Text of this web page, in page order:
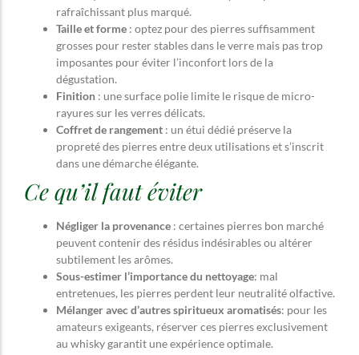
rafraîchissant plus marqué.
Taille et forme : optez pour des pierres suffisamment
grosses pour rester stables dans le verre mais pas trop
imposantes pour éviter l’inconfort lors de la
dégustation.
Finition : une surface polie limite le risque de micro-
rayures sur les verres délicats.
Coffret de rangement : un étui dédié préserve la
propreté des pierres entre deux utilisations et s’inscrit
dans une démarche élégante.
Ce qu’il faut éviter
Négliger la provenance : certaines pierres bon marché
peuvent contenir des résidus indésirables ou altérer
subtilement les arômes.
Sous-estimer l’importance du nettoyage: mal
entretenues, les pierres perdent leur neutralité olfactive.
Mélanger avec d’autres spiritueux aromatisés: pour les
amateurs exigeants, réserver ces pierres exclusivement
au whisky garantit une expérience optimale.